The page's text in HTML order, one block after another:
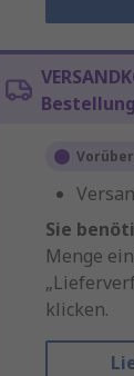
Sie
Menge
klicken.